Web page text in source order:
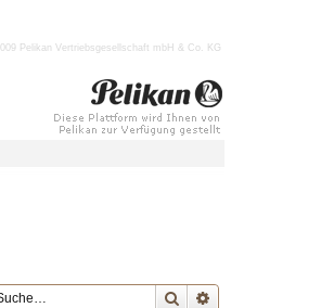
Pelikan Vertriebsgesellschaft mbH & Co. KG
Suche